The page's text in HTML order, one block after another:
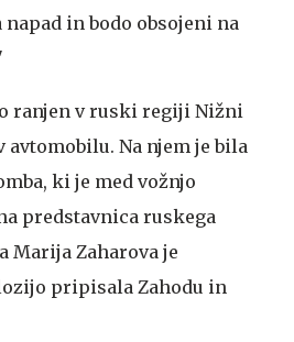
in bodo obsojeni na
ranjen v ruski regiji Nižni
avtomobilu. Na njem je bila
ki je med vožnjo
predstavnica ruskega
Marija Zaharova je
pripisala Zahodu in